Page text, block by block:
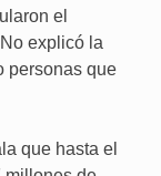
el
explicó la
personas que
que hasta el